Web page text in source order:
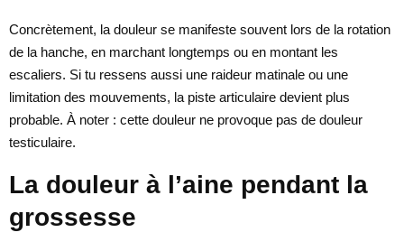
Concrètement, la douleur se manifeste souvent lors de la rotation
de la hanche, en marchant longtemps ou en montant les
escaliers. Si tu ressens aussi une raideur matinale ou une
limitation des mouvements, la piste articulaire devient plus
probable. À noter : cette douleur ne provoque pas de douleur
testiculaire.
La douleur à l’aine pendant la
grossesse